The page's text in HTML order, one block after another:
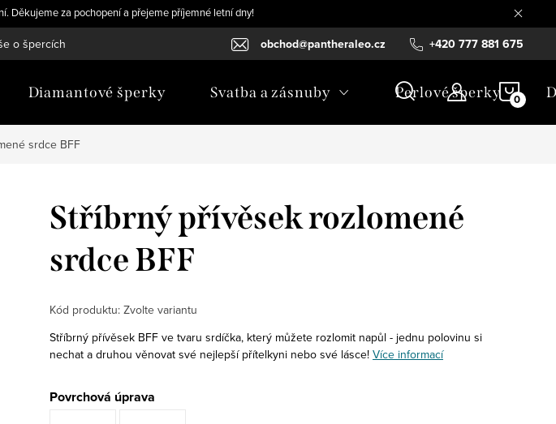
Děkujeme za pochopení a přejeme příjemné letní dny!
+420 777 881 675
obchod@pantheraleo.cz
o špercích
Diamantové šperky Svatba a zásnuby Perlové šperky
srdce BFF
Stříbrný přívěsek rozlomené
srdce BFF
Kód produktu: Zvolte variantu
Stříbrný přívěsek BFF ve tvaru srdíčka, který můžete rozlomit napůl - jednu polovinu si
nechat a druhou věnovat své nejlepší přítelkyni nebo své lásce! Více informací
Povrchová úprava